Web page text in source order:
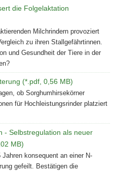
die Folgelaktation
Milchrindern provoziert
zu ihren Stallgefährtinnen.
und Gesundheit der Tiere in der
(*.pdf, 0,56 MB)
ob Sorghumhirsekörner
für Hochleistungsrinder platziert
- Selbstregulation als neuer
MB)
konsequent an einer N-
gefeilt. Bestätigen die